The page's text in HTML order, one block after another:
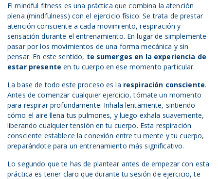
El mindful fitness es una práctica que combina la atención
plena (mindfulness) con el ejercicio físico. Se trata de prestar
atención consciente a cada movimiento, respiración y
sensación durante el entrenamiento. En lugar de simplemente
pasar por los movimientos de una forma mecánica y sin
pensar. En este sentido, te sumerges en la experiencia de
estar presente en tu cuerpo en ese momento particular.
La base de todo este proceso es la respiración consciente.
Antes de comenzar cualquier ejercicio, tómate un momento
para respirar profundamente. Inhala lentamente, sintiendo
cómo el aire llena tus pulmones, y luego exhala suavemente,
liberando cualquier tensión en tu cuerpo. Esta respiración
consciente establece la conexión entre tu mente y tu cuerpo,
preparándote para un entrenamiento más significativo.
Lo segundo que te has de plantear antes de empezar con esta
práctica es tener claro que durante tu sesión de ejercicio, te